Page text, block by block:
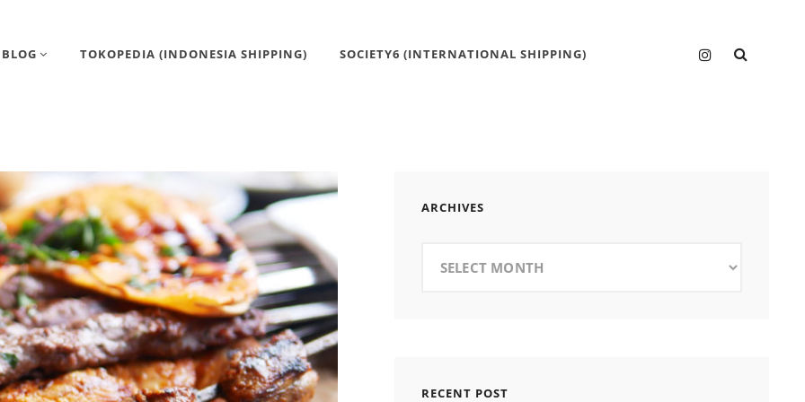
BLOG TOKOPEDIA (INDONESIA SHIPPING) SOCIETY6 (INTERNATIONAL SHIPPING) Instagram
ARCHIVES
RECENT POST